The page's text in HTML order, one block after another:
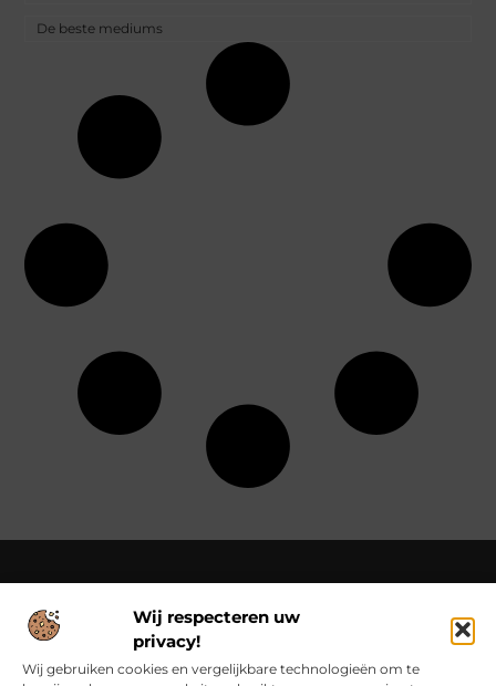
Wij respecteren uw
privacy!
Wij gebruiken cookies en vergelijkbare technologieën om te
De beste mediums
Over Class Actions
Classactions.nl – Van dagelijkse inspiratie tot bijzondere
verhalen.
Verken artikelen en blogs die je informeren,
inspireren en bewust maken van alles wat er speelt in de